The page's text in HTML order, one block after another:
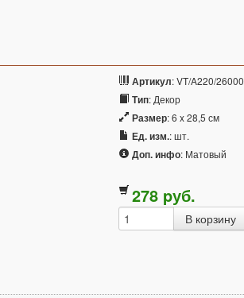
Артикул: VT/A220/26000
Тип: Декор
Размер: 6 x 28,5 см
Ед. изм.: шт.
Доп. инфо: Матовый
278 pуб.